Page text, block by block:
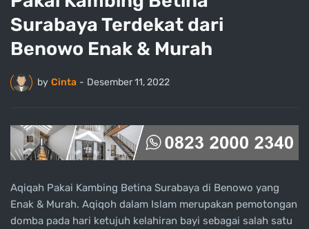
Surabaya Terdekat dari
Benowo Enak & Murah
by Cinta - Desember 11, 2022
Aqiqah Pakai Kambing Betina Surabaya di Benowo yang
Enak & Murah. Aqiqoh dalam Islam merupakan pemotongan
domba pada hari ketujuh kelahiran bayi sebagai salah satu